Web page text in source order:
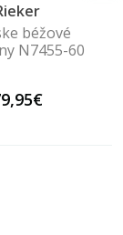
béžové
N7455-60